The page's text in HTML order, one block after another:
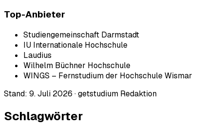
Top-Anbieter
Studiengemeinschaft Darmstadt
IU Internationale Hochschule
Laudius
Wilhelm Büchner Hochschule
WINGS – Fernstudium der Hochschule Wismar
Stand: 9. Juli 2026 ·getstudium Redaktion
Schlagwörter